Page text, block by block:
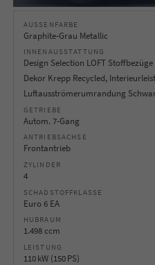
AUSSENFARBE
Graphite-Grau Metallic
INNENAUSSTATTUNG
Design Selection LOFT
Dekor Krepp Recycled,
Luftausströmerumrandung
GETRIEBE
Autom. 7-Gang
ANTRIEBSACHSE
Frontantrieb
ZYLINDER
4
SCHADSTOFFKLASSE
Euro 6 EA
HUBRAUM
1.498 ccm
LEISTUNG
110 kW (150 PS)